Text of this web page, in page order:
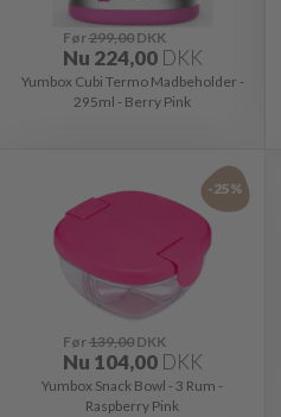
Før299,00DKK
Nu 224,00 DKK
Yumbox Cubi Termo Madbeholder -
295ml - Berry Pink
-25%
Før139,00DKK
Nu 104,00 DKK
Yumbox Snack Bowl - 3 Rum -
Raspberry Pink